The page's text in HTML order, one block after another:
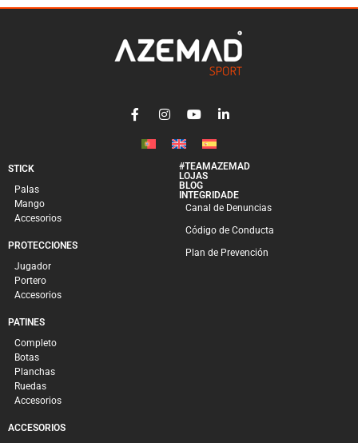
STICK
Palas
Mango
Accesorios
PROTECCIONES
Jugador
Portero
Accesorios
PATINES
Completo
Botas
Planchas
Ruedas
Accesorios
ACCESORIOS
#TEAMAZEMAD
LOJAS
BLOG
INTEGRIDADE
Canal de Denuncias
Código de Conducta
Plan de Prevención